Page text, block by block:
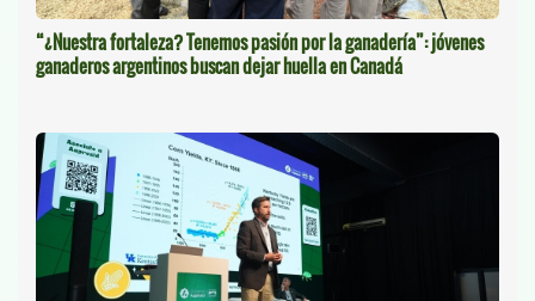
“¿Nuestra fortaleza? Tenemos pasión por la ganadería”: jóvenes
ganaderos argentinos buscan dejar huella en Canadá